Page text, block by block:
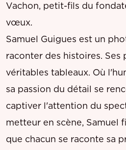
Vachon, petit-fils du
vœux.
Samuel Guigues est un
raconter des histoires. Ses
véritables tableaux. Où
sa passion du détail se
captiver l'attention du
metteur en scène, Samuel
que chacun se raconte sa